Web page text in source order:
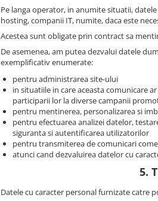
Pe langa operator, in anumite situatii,
hosting, companii IT, numite, daca este
Acestea sunt obligate prin contract sa
De asemenea, am putea dezvalui datele
exemplificativ enumerate:
pentru administrarea site-ului
in situatiile in care aceasta comunicare
participarii lor la diverse campanii
pentru mentinerea, personalizarea si
pentru efectuarea analizei datelor,
siguranta si autentificarea utilizatorilor
pentru transmiterea de comunicari
atunci cand dezvaluirea datelor cu
5.
Datele cu caracter personal furnizate catre